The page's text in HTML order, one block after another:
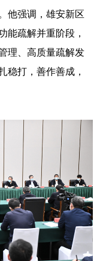
他强调，雄安新区
能疏解并重阶段，
理、高质量疏解发
稳打，善作善成，